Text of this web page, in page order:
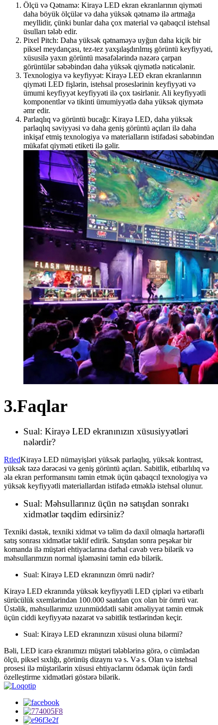
Ölçü və Qətnamə: Kirayə LED ekran ekranlarının qiyməti
daha böyük ölçülər və daha yüksək qətnamə ilə artmağa
meyllidir, çünki bunlar daha çox material və qabaqcıl istehsal
üsulları tələb edir.
Pixel Pitch: Daha yüksək qətnaməyə uyğun daha kiçik bir
piksel meydançası, tez-tez yaxşılaşdırılmış görüntü keyfiyyəti,
xüsusilə yaxın görüntü məsafələrində nəzərə çarpan
görüntülər səbəbindən daha yüksək qiymətlə nəticələnir.
Texnologiya və keyfiyyət: Kirayə LED ekran ekranlarının
qiyməti LED fişlərin, istehsal proseslərinin keyfiyyəti və
ümumi keyfiyyət keyfiyyəti ilə çox təsirlənir. Ali keyfiyyətli
komponentlər və tikinti ümumiyyətlə daha yüksək qiymətə
əmr edir.
Parlaqlıq və görüntü bucağı: Kirayə LED, daha yüksək
parlaqlıq səviyyəsi və daha geniş görüntü açıları ilə daha
inkişaf etmiş texnologiya və materialların istifadəsi səbəbindən
mükafat qiyməti etiketi ilə gəlir.
3.Faqlar
Sual: Kirayə LED ekranınızın xüsusiyyətləri
nələrdir?
RtledKirayə LED nümayişləri yüksək parlaqlıq, yüksək kontrast,
yüksək təzə dərəcəsi və geniş görüntü açıları. Sabitlik, etibarlılıq və
əla ekran performansını təmin etmək üçün qabaqcıl texnologiya və
yüksək keyfiyyətli materiallardan istifadə etməklə istehsal olunur.
Sual: Məhsullarınız üçün nə satışdan sonrakı
xidmətlər təqdim edirsiniz?
Texniki dəstək, texniki xidmət və təlim də daxil olmaqla hərtərəfli
satış sonrası xidmətlər təklif edirik. Satışdan sonra peşəkar bir
komanda ilə müştəri ehtiyaclarına dərhal cavab verə bilərik və
məhsullarımızın normal işləməsini təmin edə bilərik.
Sual: Kirayə LED ekranınızın ömrü nədir?
Kirayə LED ekranında yüksək keyfiyyətli LED çipləri və etibarlı
sürücülük sxemlərindən 100.000 saatdan çox olan bir ömrü var.
Üstəlik, məhsullarımız uzunmüddətli sabit əməliyyat təmin etmək
üçün ciddi keyfiyyətə nəzarət və sabitlik testlərindən keçir.
Sual: Kirayə LED ekranınızın xüsusi oluna bilərmi?
Bəli, LED icarə ekranımızı müştəri tələblərinə görə, o cümlədən
ölçü, piksel sıxlığı, görünüş dizaynı və s. Və s. Olan və istehsal
prosesi ilə müştərilərin xüsusi ehtiyaclarını ödəmək üçün fərdi
özelleştirme xidmətləri göstərə bilərik.